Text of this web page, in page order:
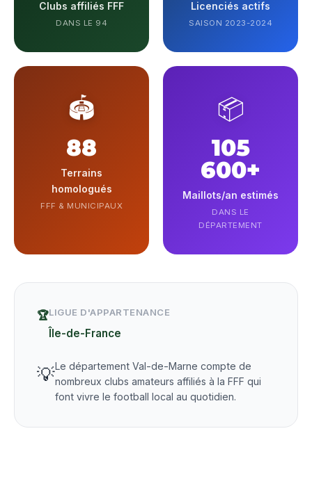
Clubs affiliés FFF
DANS LE 94
Licenciés actifs
SAISON 2023-2024
🏟️
88
Terrains
homologués
FFF & MUNICIPAUX
📦
105
600+
Maillots/an estimés
DANS LE
DÉPARTEMENT
🏆LIGUE D'APPARTENANCE
Île-de-France
💡Le département Val-de-Marne compte de
nombreux clubs amateurs affiliés à la FFF qui
font vivre le football local au quotidien.